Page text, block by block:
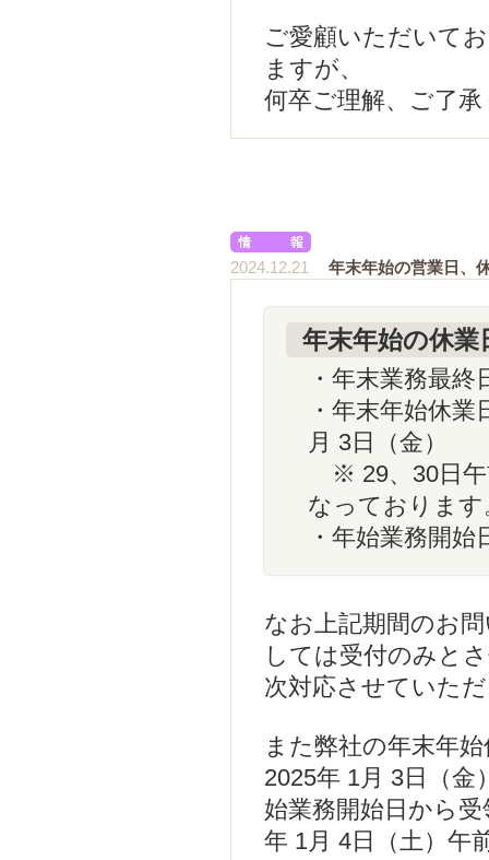
ご愛顧いただいて
ますが、
何卒ご理解、ご了
2024.12.21 年末年始の営業日、
年末年始の休業
・年末業務最
・年末年始休
月 3日（金）
※ 29、30日午
なっております
・年始業務開
なお上記期間のお
しては受付のみと
次対応させていた
また弊社の年末年
2025年 1月 3日（
始業務開始日から
年 1月 4日（土）午